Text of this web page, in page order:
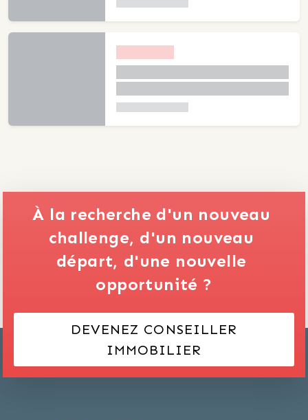
À la recherche d'un nouveau
challenge, d'un nouveau
départ, d'une nouvelle
opportunité ?
DEVENEZ CONSEILLER
IMMOBILIER